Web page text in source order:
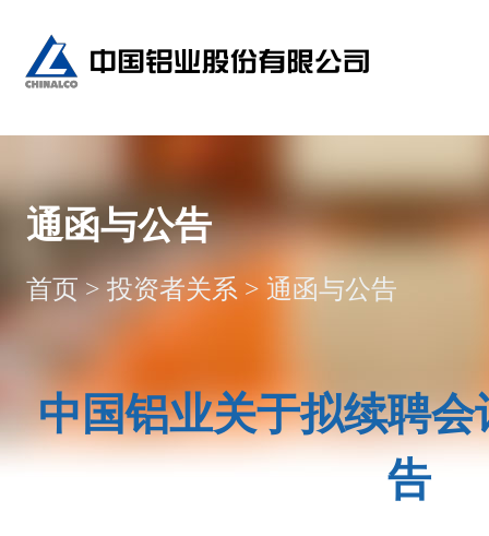
通函与公告
首页 > 投资者关系 > 通函与公告
中国铝业关于拟续聘
告